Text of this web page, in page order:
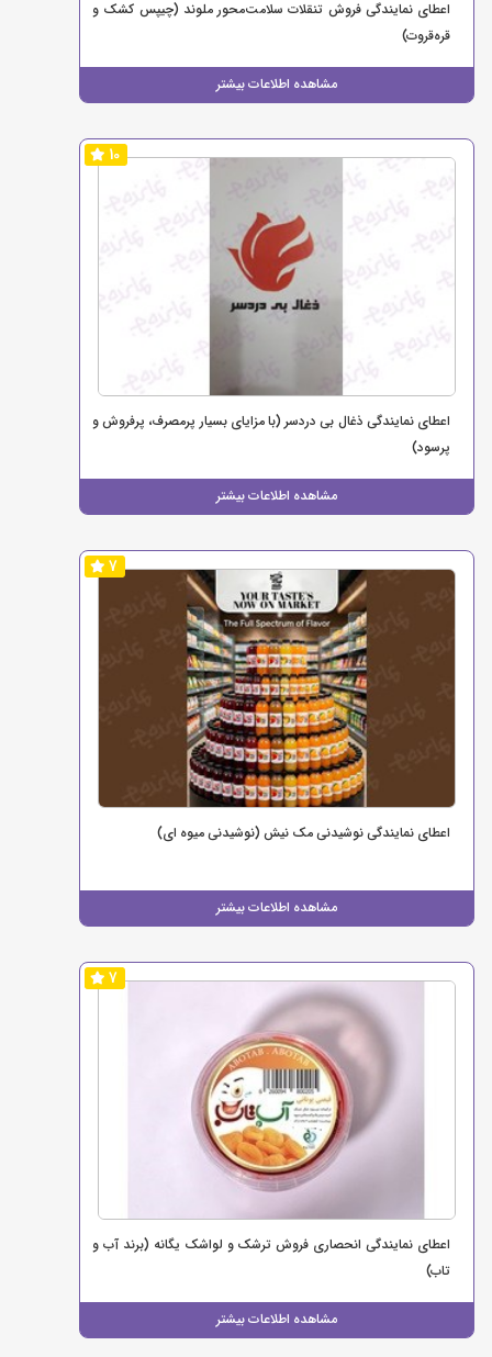
اعطای نمایندگی فروش تنقلات سلامت‌محور ملوند (چیپس کشک و
قره‌قروت)
مشاهده اطلاعات بیشتر
10
اعطای نمایندگی ذغال بی دردسر (با مزایای بسیار پرمصرف، پرفروش و
پرسود)
مشاهده اطلاعات بیشتر
7
اعطای نمایندگی نوشیدنی مک نیش (نوشیدنی میوه ای)
مشاهده اطلاعات بیشتر
7
اعطای نمایندگی انحصاری فروش ترشک و لواشک یگانه (برند آب و
تاب)
مشاهده اطلاعات بیشتر